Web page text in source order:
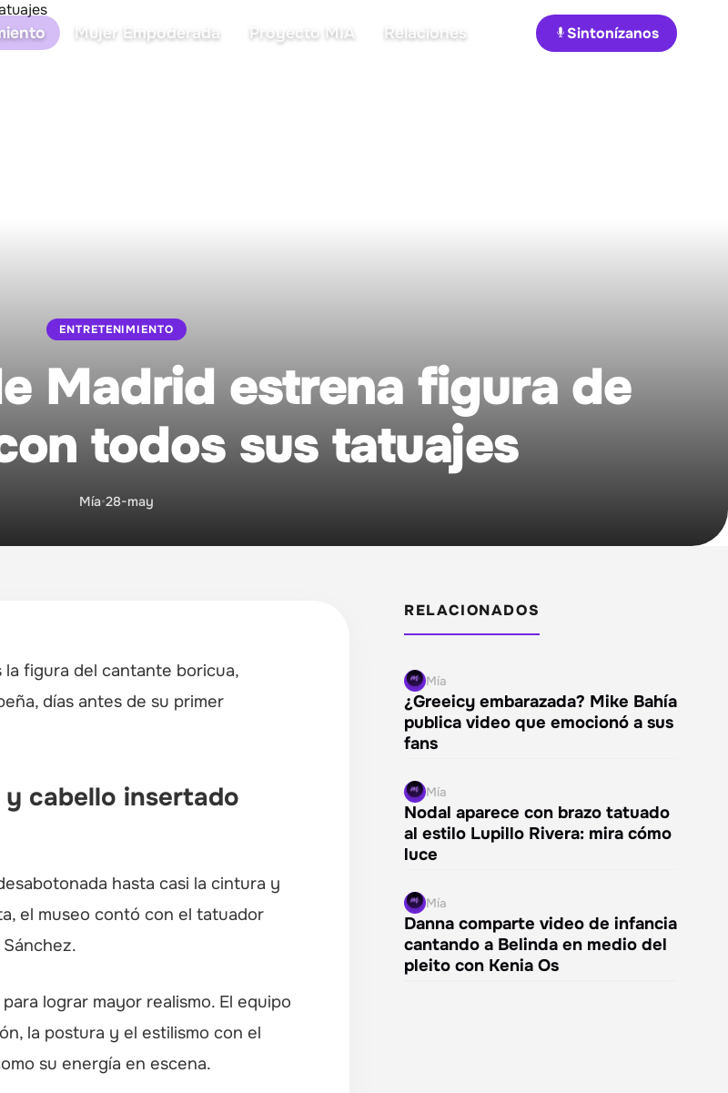
Mujer Empoderada Proyecto MIA Relaciones Sintonízanos
ENTRETENIMIENTO
Madrid estrena figura de
todos sus tatuajes
Mía•28-may
figura del cantante boricua,
días antes de su primer
cabello insertado
hasta casi la cintura y
el museo contó con el tatuador
lograr mayor realismo. El equipo
la postura y el estilismo con el
su energía en escena.
RELACIONADOS
Mía
¿Greeicy embarazada? Mike Bahía
publica video que emocionó a sus
fans
Mía
Nodal aparece con brazo tatuado
al estilo Lupillo Rivera: mira cómo
luce
Mía
Danna comparte video de infancia
cantando a Belinda en medio del
pleito con Kenia Os